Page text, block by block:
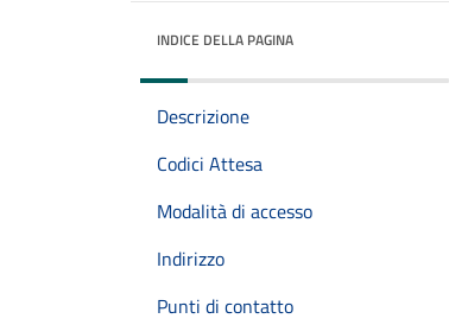
INDICE DELLA PAGINA
Descrizione
Codici Attesa
Modalità di accesso
Indirizzo
Punti di contatto